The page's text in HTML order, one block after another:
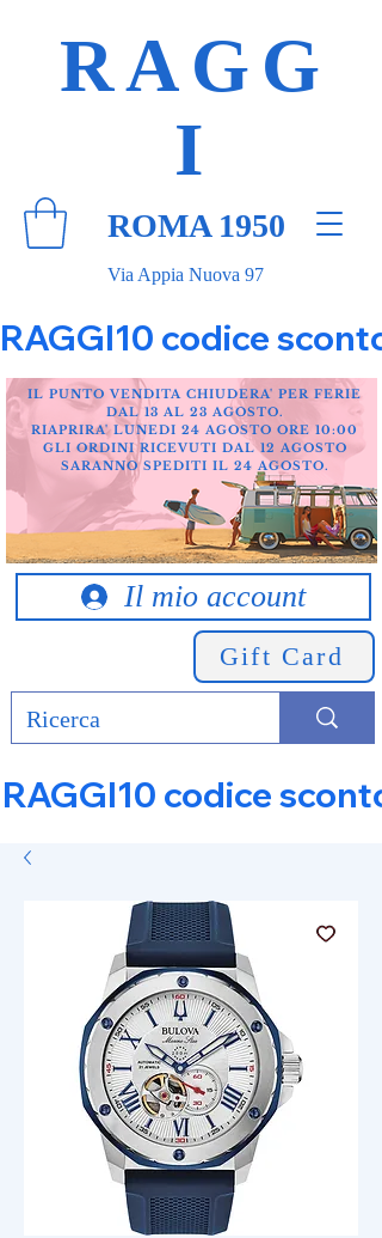
Via Appia Nuova 97
RAGG
I
ROMA 1950
RAGGI10 codice
Il mio account
Gift Card
IL PUNTO VENDITA CHIUDERA' PER FERIE
DAL 13 AL 23 AGOSTO.
RIAPRIRA' LUNEDI 24 AGOSTO ORE 10:00
GLI ORDINI RICEVUTI DAL 12 AGOSTO
SARANNO SPEDITI IL 24 AGOSTO.
RAGGI10 codice